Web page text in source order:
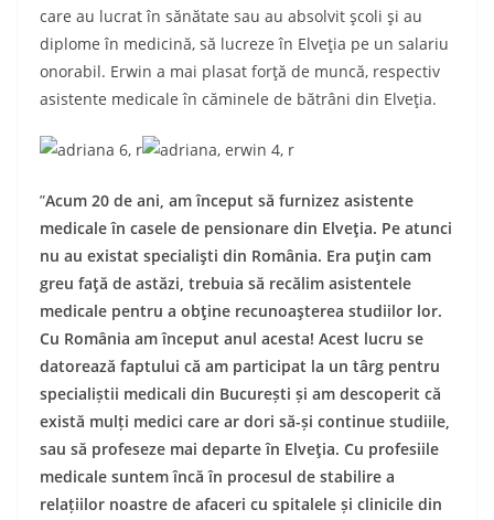
care au lucrat în sănătate sau au absolvit școli și au
diplome în medicină, să lucreze în Elveția pe un salariu
onorabil. Erwin a mai plasat forță de muncă, respectiv
asistente medicale în căminele de bătrâni din Elveția.
”Acum 20 de ani, am început să furnizez asistente
medicale în casele de pensionare din Elveția. Pe atunci
nu au existat specialiști din România. Era puțin cam
greu față de astăzi, trebuia să recălim asistentele
medicale pentru a obține recunoașterea studiilor lor.
Cu România amînceput anul acesta! Acest lucru se
datorează faptului că am participat la un târg pentru
specialiștii medicali din București și am descoperit că
există mulți medici care ar dori să-și continue studiile,
sau să profeseze mai departeîn Elveția. Cu profesiile
medicale suntem încă în procesul de stabilire a
relațiilor noastre de afaceri cu spitalele și clinicile din